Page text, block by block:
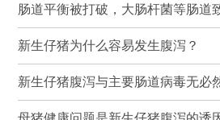
新生仔猪为什么容易发生腹泻？
新生仔猪腹泻与主要肠道病毒无必